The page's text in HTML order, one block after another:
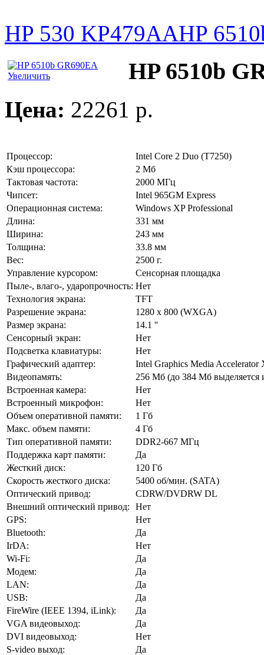
HP 530 KP479AAHP
Увеличить HP 6510b
Цена: 22261 p.
Процессор:
Intel Core 2 Duo (T7250)
Кэш процессора:
2 Мб
Тактовая частота:
2000 МГц
Чипсет:
Intel 965GM Express
Операционная система:
Windows XP Professional
Длина:
331 мм
Ширина:
243 мм
Толщина:
33.8 мм
Вес:
2500 г.
Управление курсором:
Сенсорная площадка
Пыле-, влаго-, ударопрочность: Нет
Технология экрана:
TFT
Разрешение экрана:
1280 x 800 (WXGA)
Размер экрана:
14.1 ''
Сенсорный экран:
Нет
Подсветка клавиатуры:
Нет
Графический адаптер:
Intel Graphics Media Accelerator
Видеопамять:
256 Мб (до 384 Мб выделяется
Встроенная камера:
Нет
Встроенный микрофон:
Нет
Объем оперативной памяти:
1 Гб
Макс. объем памяти:
4 Гб
Тип оперативной памяти:
DDR2-667 MГц
Поддержка карт памяти:
Да
Жесткий диск:
120 Гб
Скорость жесткого диска:
5400 об/мин. (SATA)
Оптический привод:
CDRW/DVDRW DL
Внешний оптический привод:
Нет
GPS:
Нет
Bluetooth:
Да
IrDA:
Нет
Wi-Fi:
Да
Модем:
Да
LAN:
Да
USB:
Да
FireWire (IEEE 1394, iLink):
Да
VGA видеовыход:
Да
DVI видеовыход:
Нет
S-video выход:
Да